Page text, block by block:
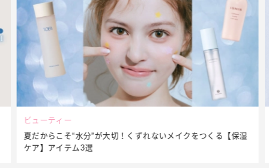
ビューティー
夏だからこそ“水分”が大切！くずれないメイクをつくる【保湿
ケア】アイテム3選